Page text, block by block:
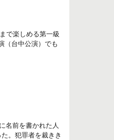
で楽しめる第一級
（台中公演）でも
名前を書かれた人
。犯罪者を裁きき